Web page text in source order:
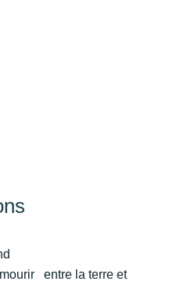
entre la terre et